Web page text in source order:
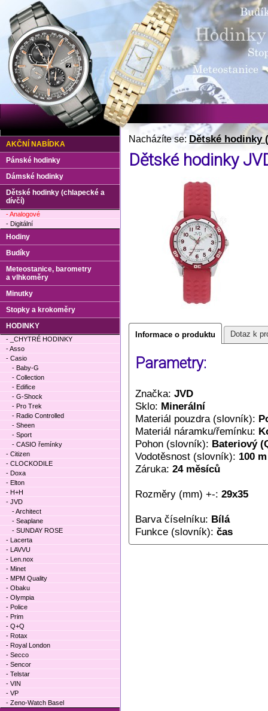
Nacházíte se:Dětské hodinky
Dětské hodinky
Informace o produktu Dotaz k
Parametry:
Značka: JVD
Sklo: Minerální
Materiál pouzdra (slovník):
Materiál náramku/řemínku:
Pohon (slovník): Bateriový
Vodotěsnost (slovník): 100 m
Záruka: 24 měsíců
Rozměry (mm) +-: 29x35
Barva číselníku: Bílá
Funkce (slovník): čas
AKČNÍ NABÍDKA
Pánské hodinky
Dámské hodinky
Dětské hodinky (chlapecké a
dívčí)
- Analogové
- Digitální
Hodiny
Budíky
Meteostanice, barometry
a vlhkoměry
Minutky
Stopky a krokoměry
HODINKY
- _CHYTRÉ HODINKY
- Asso
- Casio
- Baby-G
- Collection
- Edifice
- G-Shock
- Pro Trek
- Radio Controlled
- Sheen
- Sport
- CASIO řemínky
- Citizen
- CLOCKODILE
- Doxa
- Elton
- H+H
- JVD
- Architect
- Seaplane
- SUNDAY ROSE
- Lacerta
- LAVVU
- Len.nox
- Minet
- MPM Quality
- Obaku
- Olympia
- Police
- Prim
- Q+Q
- Rotax
- Royal London
- Secco
- Sencor
- Telstar
- VIN
- VP
- Zeno-Watch Basel